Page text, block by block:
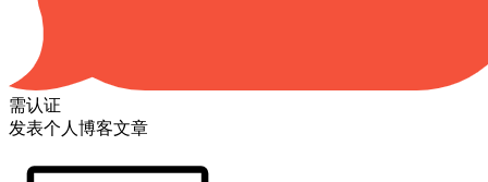
需认证
发表个人博客文章